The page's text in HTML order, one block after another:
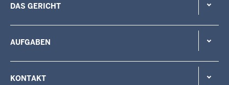
DAS GERICHT
AUFGABEN
KONTAKT